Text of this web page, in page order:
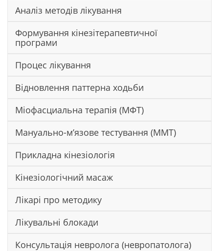
Аналіз методів лікування
Формування кінезітерапевтичної
програми
Процес лікування
Відновлення паттерна ходьби
Міофасциальна терапія (МФТ)
Мануально-м’язове тестування (ММТ)
Прикладна кінезіологія
Кінезіологічний масаж
Лікарі про методику
Лікувальні блокади
Консультація невролога (невропатолога)